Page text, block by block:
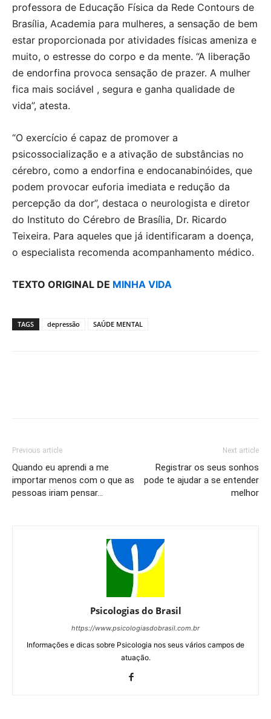
professora de Educação Física da Rede Contours de
Brasília, Academia para mulheres, a sensação de bem
estar proporcionada por atividades físicas ameniza e
muito, o estresse do corpo e da mente. “A liberação
de endorfina provoca sensação de prazer. A mulher
fica mais sociável , segura e ganha qualidade de
vida”, atesta.
“O exercício é capaz de promover a
psicossocialização e a ativação de substâncias no
cérebro, como a endorfina e endocanabinóides, que
podem provocar euforia imediata e redução da
percepção da dor”, destaca o neurologista e diretor
do Instituto do Cérebro de Brasília, Dr. Ricardo
Teixeira. Para aqueles que já identificaram a doença,
o especialista recomenda acompanhamento médico.
TEXTO ORIGINAL DE MINHA VIDA
TAGS depressão SAÚDE MENTAL
Previous article
Quando eu aprendi a me
importar menos com o que as
pessoas iriam pensar…
Next article
Registrar os seus sonhos
pode te ajudar a se entender
melhor
Psicologias do Brasil
https://www.psicologiasdobrasil.com.br
Informações e dicas sobre Psicologia nos seus vários campos de
atuação.